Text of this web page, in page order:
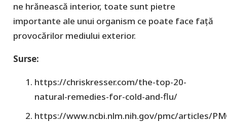
ne hrănească interior, toate sunt pietre
importante ale unui organism ce poate face față
provocărilor mediului exterior.
Surse:
https://chriskresser.com/the-top-20-
natural-remedies-for-cold-and-flu/
https://www.ncbi.nlm.nih.gov/pmc/articles/